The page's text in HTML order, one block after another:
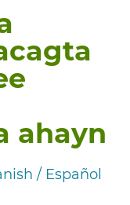
ahayn
/ Español